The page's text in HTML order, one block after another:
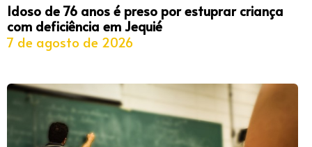
Idoso de 76 anos é preso por estuprar criança
com deficiência em Jequié
7 de agosto de 2026